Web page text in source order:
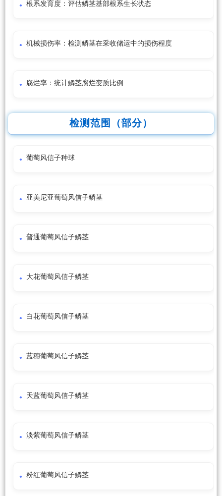
根系发育度：评估鳞茎基部根系生长状态
机械损伤率：检测鳞茎在采收储运中的损伤程度
腐烂率：统计鳞茎腐烂变质比例
检测范围（部分）
葡萄风信子种球
亚美尼亚葡萄风信子鳞茎
普通葡萄风信子鳞茎
大花葡萄风信子鳞茎
白花葡萄风信子鳞茎
蓝穗葡萄风信子鳞茎
天蓝葡萄风信子鳞茎
淡紫葡萄风信子鳞茎
粉红葡萄风信子鳞茎